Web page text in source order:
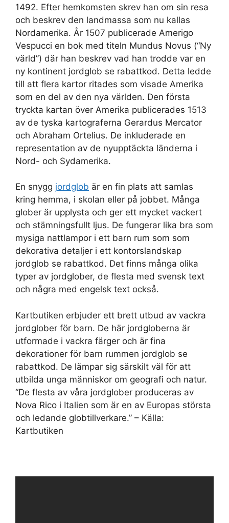
1492. Efter hemkomsten skrev han om sin resa
och beskrev den landmassa som nu kallas
Nordamerika. År 1507 publicerade Amerigo
Vespucci en bok med titeln Mundus Novus (“Ny
värld”) där han beskrev vad han trodde var en
ny kontinent jordglob se rabattkod. Detta ledde
till att flera kartor ritades som visade Amerika
som en del av den nya världen. Den första
tryckta kartan över Amerika publicerades 1513
av de tyska kartograferna Gerardus Mercator
och Abraham Ortelius. De inkluderade en
representation av de nyupptäckta länderna i
Nord- och Sydamerika.
En snygg jordglob är en fin plats att samlas
kring hemma, i skolan eller på jobbet. Många
glober är upplysta och ger ett mycket vackert
och stämningsfullt ljus. De fungerar lika bra som
mysiga nattlampor i ett barn rum som som
dekorativa detaljer i ett kontorslandskap
jordglob se rabattkod. Det finns många olika
typer av jordglober, de flesta med svensk text
och några med engelsk text också.
Kartbutiken erbjuder ett brett utbud av vackra
jordglober för barn. De här jordgloberna är
utformade i vackra färger och är fina
dekorationer för barn rummen jordglob se
rabattkod. De lämpar sig särskilt väl för att
utbilda unga människor om geografi och natur.
“De flesta av våra jordglober produceras av
Nova Rico i Italien som är en av Europas största
och ledande globtillverkare.” – Källa:
Kartbutiken